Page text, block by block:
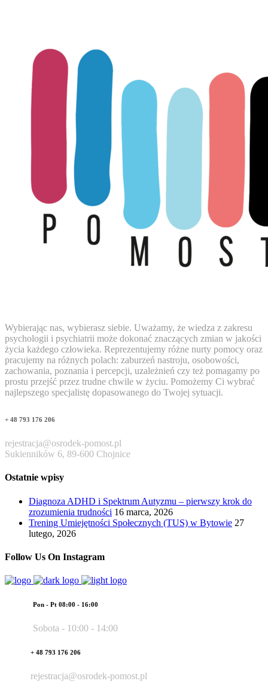
Wybierając nas, wybierasz siebie. Uważamy, że wiedza z zakresu
psychologii i psychiatrii może dokonać znaczących zmian w jakości
życia każdego człowieka. Reprezentujemy różne nurty pomocy oraz
pracujemy na różnych polach: zaburzeń nastroju, osobowości,
zachowania, poznania i percepcji, uzależnień czy też pomagamy po
prostu przejść przez trudne chwile w życiu. Pomożemy Ci wybrać
najlepszego specjalistę dopasowanego do Twojej sytuacji.
+ 48 793 176 206
rejestracja@osrodek-pomost.pl
Sukienników 6, 89-600 Chojnice
Ostatnie wpisy
Diagnoza ADHD i Spektrum Autyzmu – pierwszy krok do
zrozumienia trudności 16 marca, 2026
Trening Umiejętności Społecznych (TUS) w Bytowie 27
lutego, 2026
Follow Us On Instagram
Pon - Pt 08:00 - 16:00
Sobota - 10:00 - 14:00
+ 48 793 176 206
rejestracja@osrodek-pomost.pl